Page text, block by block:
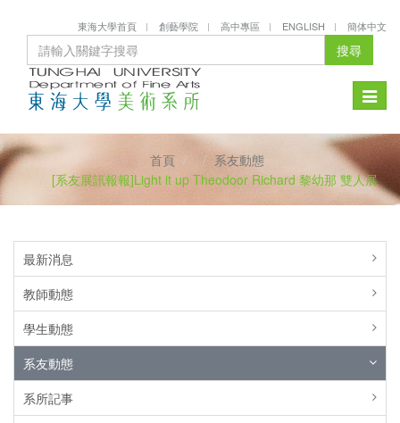
東海大學首頁 創藝學院 高中專區 ENGLISH 簡体中文
搜尋
Toggle
首頁
系友動態
[系友展訊報報]Light it up Theodoor Richard 黎幼那 雙人展
最新消息
教師動態
學生動態
系友動態
系所記事